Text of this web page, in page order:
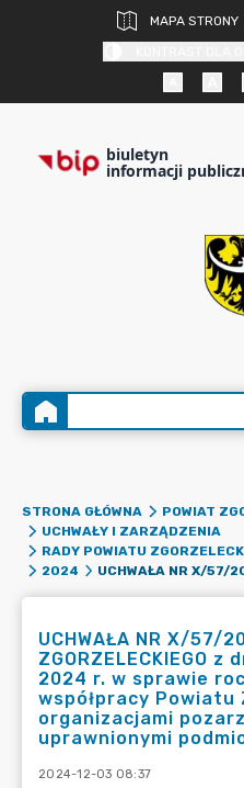
MAPA STRONY
biuletyn
informacji
STRONA GŁÓWNA
POWIAT
UCHWAŁY I ZARZĄDZENIA
RADY POWIATU
2024
UCHWAŁA NR X/57/
ZGORZELECKIEGO
2024 r. w sprawie
współpracy Powiatu
organizacjami
uprawnionymi
2024-12-03 08:37